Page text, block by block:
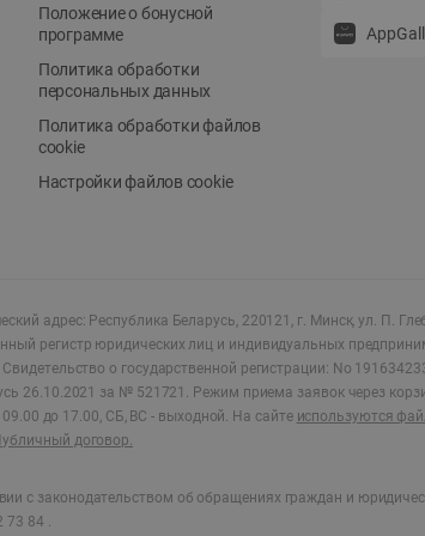
Положение о бонусной
программе
Политика обработки
персональных данных
Политика обработки файлов
cookie
Настройки файлов cookie
адрес: Республика Беларусь, 220121, г. Минск, ул. П.
регистр юридических лиц и индивидуальных
Свидетельство о государственной регистрации: No
26.10.2021 за № 521721. Режим приема заявок через
до 17.00, СБ, ВС - выходной. На сайте используются
договор.
с законодательством об обращениях граждан и
73 84 .